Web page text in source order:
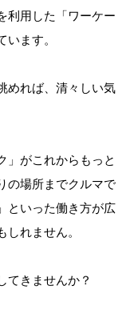
利用した「ワーケー
います。
めれば、清々しい気
」がこれからもっと
の場所までクルマで
といった働き方が広
しれません。
てきませんか？